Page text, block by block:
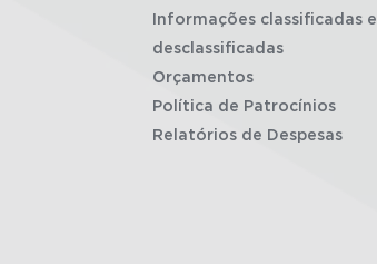
Informações classificadas e
desclassificadas
Orçamentos
Política de Patrocínios
Relatórios de Despesas